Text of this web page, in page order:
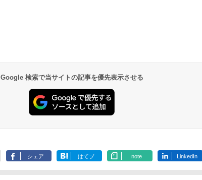
Google 検索で当サイトの記事を優先表示させる
シェア はてブ note LinkedIn